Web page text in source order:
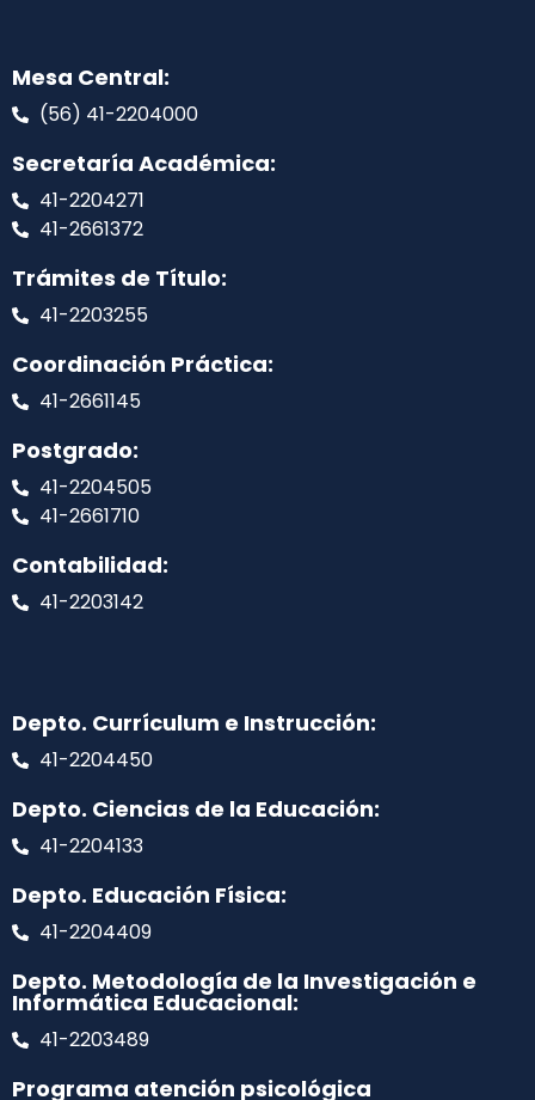
Mesa Central:
(56) 41-2204000
Secretaría Académica:
41-2204271
41-2661372
Trámites de Título:
41-2203255
Coordinación Práctica:
41-2661145
Postgrado:
41-2204505
41-2661710
Contabilidad:
41-2203142
Depto. Currículum e Instrucción:
41-2204450
Depto. Ciencias de la Educación:
41-2204133
Depto. Educación Física:
41-2204409
Depto. Metodología de la Investigación e
Informática Educacional:
41-2203489
Programa atención psicológica